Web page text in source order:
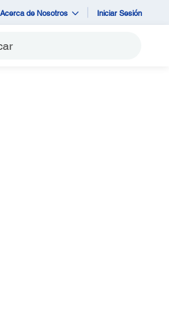
Acerca de Nosotros Iniciar Sesión